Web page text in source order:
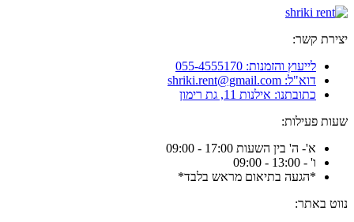
יצירת קשר:
לייעוץ והזמנות: 055-4555170
דוא"ל: shriki.rent@gmail.com
כתובתנו: אילנות 11, גת רימון
שעות פעילות:
א'- ה' בין השעות 17:00 - 09:00
ו' - 13:00 - 09:00
*הגעה בתיאום מראש בלבד*
נווט באתר: